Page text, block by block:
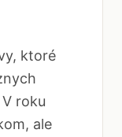
ktoré
roku
ale